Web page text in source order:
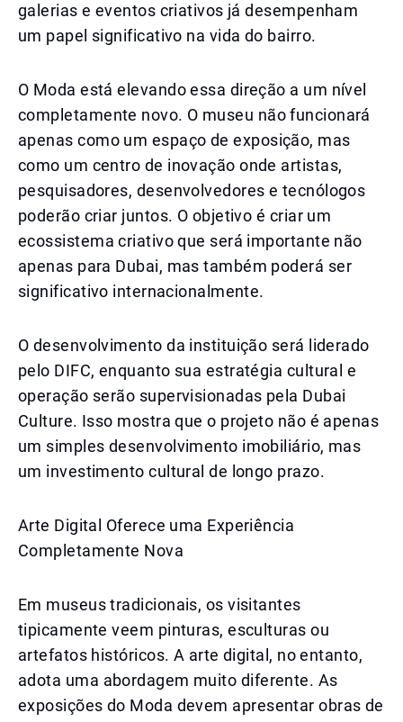
galerias e eventos criativos já desempenham
um papel significativo na vida do bairro.
O Moda está elevando essa direção a um nível
completamente novo. O museu não funcionará
apenas como um espaço de exposição, mas
como um centro de inovação onde artistas,
pesquisadores, desenvolvedores e tecnólogos
poderão criar juntos. O objetivo é criar um
ecossistema criativo que será importante não
apenas para Dubai, mas também poderá ser
significativo internacionalmente.
O desenvolvimento da instituição será liderado
pelo DIFC, enquanto sua estratégia cultural e
operação serão supervisionadas pela Dubai
Culture. Isso mostra que o projeto não é apenas
um simples desenvolvimento imobiliário, mas
um investimento cultural de longo prazo.
Arte Digital Oferece uma Experiência
Completamente Nova
Em museus tradicionais, os visitantes
tipicamente veem pinturas, esculturas ou
artefatos históricos. A arte digital, no entanto,
adota uma abordagem muito diferente. As
exposições do Moda devem apresentar obras de